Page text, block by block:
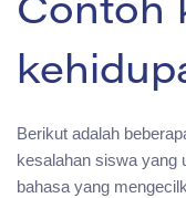
Contoh
Berikut adalah
kesalahan siswa yang
bahasa yang